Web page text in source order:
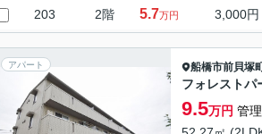
203 2階 5.7万円 3,000円
アパート 船橋市前貝塚
フォレストパ
9.5万円 管